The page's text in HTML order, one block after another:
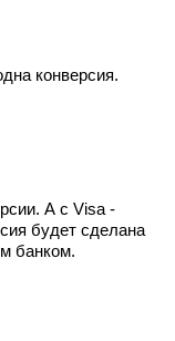
конверсия.
А с Visa -
будет сделана
банком.